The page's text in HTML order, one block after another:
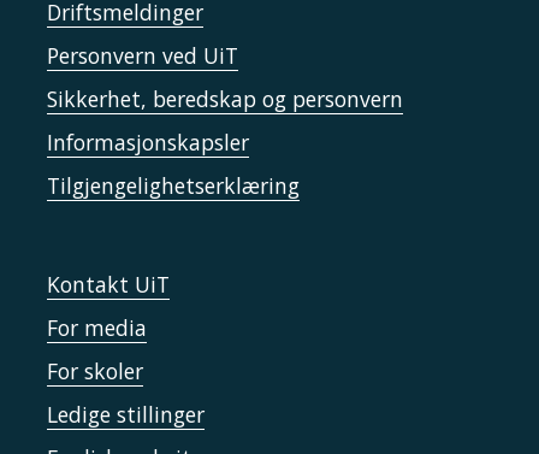
Driftsmeldinger
Personvern ved UiT
Sikkerhet, beredskap og personvern
Informasjonskapsler
Tilgjengelighetserklæring
Kontakt UiT
For media
For skoler
Ledige stillinger